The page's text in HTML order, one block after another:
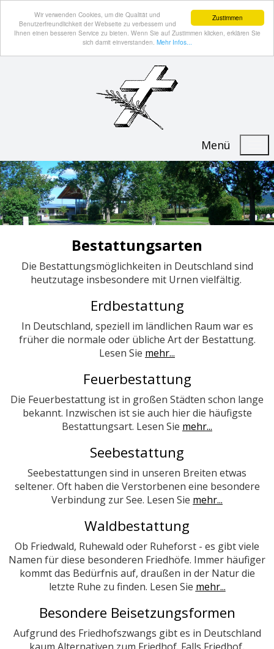
Zustimmen
Wir verwenden Cookies, um die Qualität und
Benutzerfreundlichkeit der Webseite zu verbessern und
Ihnen einen besseren Service zu bieten. Wenn Sie auf Zustimmen klicken, erklären Sie
sich damit einverstanden. Mehr Infos...
Menü
Bestattungsarten
Die Bestattungsmöglichkeiten in Deutschland sind
heutzutage insbesondere mit Urnen vielfältig.
Erdbestattung
In Deutschland, speziell im ländlichen Raum war es
früher die normale oder übliche Art der Bestattung.
Lesen Sie mehr...
Feuerbestattung
Die Feuerbestattung ist in großen Städten schon lange
bekannt. Inzwischen ist sie auch hier die häufigste
Bestattungsart. Lesen Sie mehr...
Seebestattung
Seebestattungen sind in unseren Breiten etwas
seltener. Oft haben die Verstorbenen eine besondere
Verbindung zur See. Lesen Sie mehr...
Waldbestattung
Ob Friedwald, Ruhewald oder Ruheforst - es gibt viele
Namen für diese besonderen Friedhöfe. Immer häufiger
kommt das Bedürfnis auf, draußen in der Natur die
letzte Ruhe zu finden. Lesen Sie mehr...
Besondere Beisetzungsformen
Aufgrund des Friedhofszwangs gibt es in Deutschland